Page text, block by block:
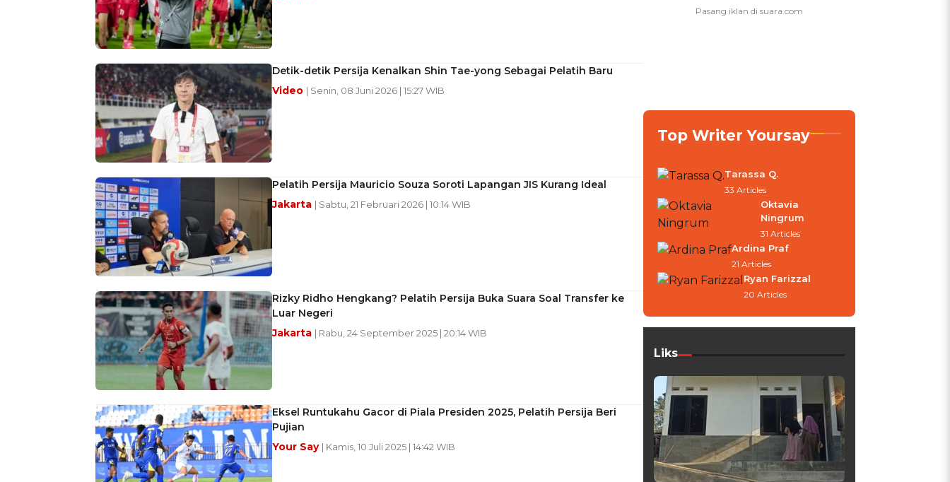
Detik-detik Persija Kenalkan Shin Tae-yong Sebagai Pelatih Baru
Video | Senin, 08 Juni 2026 | 15:27 WIB
Pelatih Persija Mauricio Souza Soroti Lapangan JIS Kurang Ideal
Jakarta | Sabtu, 21 Februari 2026 | 10:14 WIB
Rizky Ridho Hengkang? Pelatih Persija Buka Suara Soal Transfer ke
Luar Negeri
Jakarta | Rabu, 24 September 2025 | 20:14 WIB
Eksel Runtukahu Gacor di Piala Presiden 2025, Pelatih Persija Beri
Pujian
Your Say | Kamis, 10 Juli 2025 | 14:42 WIB
Top Writer Yoursay
Tarassa Q.
33 Articles
Oktavia
Ningrum
31 Articles
Ardina Praf
21 Articles
Ryan Farizzal
20 Articles
Liks